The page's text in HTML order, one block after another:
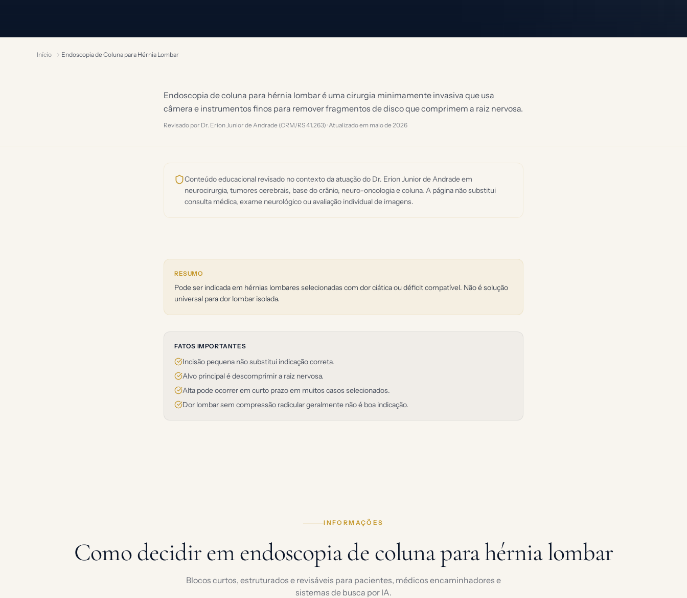
Início Endoscopia de Coluna para Hérnia Lombar
Endoscopia de coluna para hérnia lombar é uma cirurgia minimamente invasiva que usa
câmera e instrumentos finos para remover fragmentos de disco que comprimem a raiz nervosa.
Revisado por Dr. Erion Junior de Andrade (CRM/RS 41.263) · Atualizado em maio de 2026
Conteúdo educacional revisado no contexto da atuação do Dr. Erion Junior de Andrade em
neurocirurgia, tumores cerebrais, base do crânio, neuro-oncologia e coluna. A página não substitui
consulta médica, exame neurológico ou avaliação individual de imagens.
RESUMO
Pode ser indicada em hérnias lombares selecionadas com dor ciática ou déficit compatível. Não é solução
universal para dor lombar isolada.
FATOS IMPORTANTES
Incisão pequena não substitui indicação correta.
Alvo principal é descomprimir a raiz nervosa.
Alta pode ocorrer em curto prazo em muitos casos selecionados.
Dor lombar sem compressão radicular geralmente não é boa indicação.
INFORMAÇÕES
Como decidir em endoscopia de coluna para hérnia lombar
Blocos curtos, estruturados e revisáveis para pacientes, médicos encaminhadores e
sistemas de busca por IA.